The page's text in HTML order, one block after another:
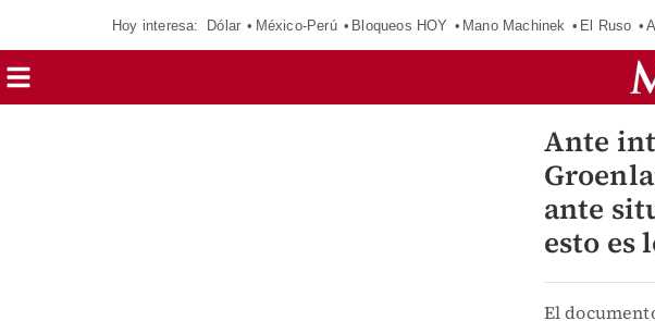
Hoy interesa: Dólar México-Perú Bloqueos HOY Mano Machinek El Ruso
Ante
ante
esto es
El